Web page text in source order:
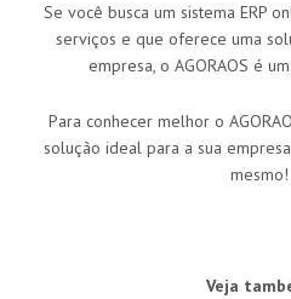
Se você busca um sistema ERP
serviços e que oferece uma
empresa, o AGORAOS é
Para conhecer melhor o
solução ideal para a sua
mesmo!
Veja